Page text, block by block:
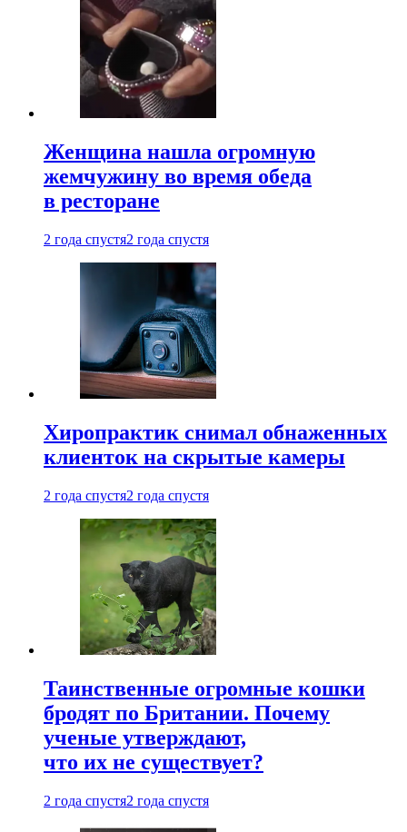
Женщина нашла огромную
жемчужину во время обеда
в ресторане
2 года спустя2 года спустя
Хиропрактик снимал обнаженных
клиенток на скрытые камеры
2 года спустя2 года спустя
Таинственные огромные кошки
бродят по Британии. Почему
ученые утверждают,
что их не существует?
2 года спустя2 года спустя